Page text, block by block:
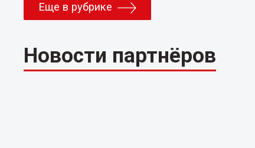
Еще в рубрике
Новости партнёров